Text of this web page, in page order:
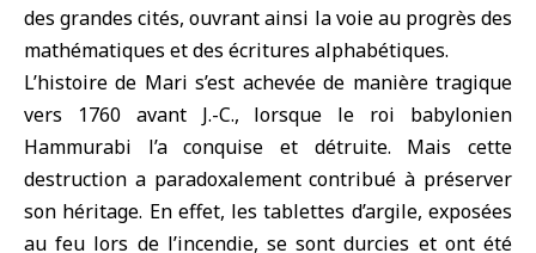
des grandes cités, ouvrant ainsi la voie au progrès des
mathématiques et des écritures alphabétiques.
L’histoire de Mari s’est achevée de manière tragique
vers 1760 avant J.-C., lorsque le roi babylonien
Hammurabi l’a conquise et détruite. Mais cette
destruction a paradoxalement contribué à préserver
son héritage. En effet, les tablettes d’argile, exposées
au feu lors de l’incendie, se sont durcies et ont été